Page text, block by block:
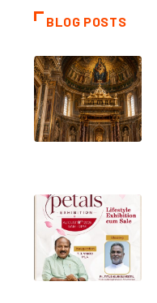
BLOG POSTS